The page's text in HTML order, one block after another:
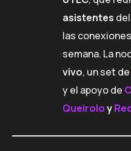
asistentes
las
semana. La
vivo, un set de
y el apoyo de
Queiroloy